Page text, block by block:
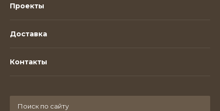
Проекты
Доставка
Контакты